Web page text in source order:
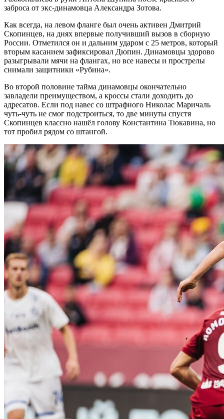
заброса от экс-динамовца Александра Зотова.
Как всегда, на левом фланге был очень активен Дмитрий
Скопинцев, на днях впервые получивший вызов в сборную
России. Отметился он и дальним ударом с 25 метров, который
вторым касанием зафиксировал Дюпин. Динамовцы здорово
разыгрывали мячи на флангах, но все навесы и прострелы
снимали защитники «Рубина».
Во второй половине тайма динамовцы окончательно
завладели преимуществом, а кроссы стали доходить до
адресатов. Если под навес со штрафного Николас Маричаль
чуть-чуть не смог подстроиться, то две минуты спустя
Скопинцев классно нашёл голову Константина Тюкавина, но
тот пробил рядом со штангой.